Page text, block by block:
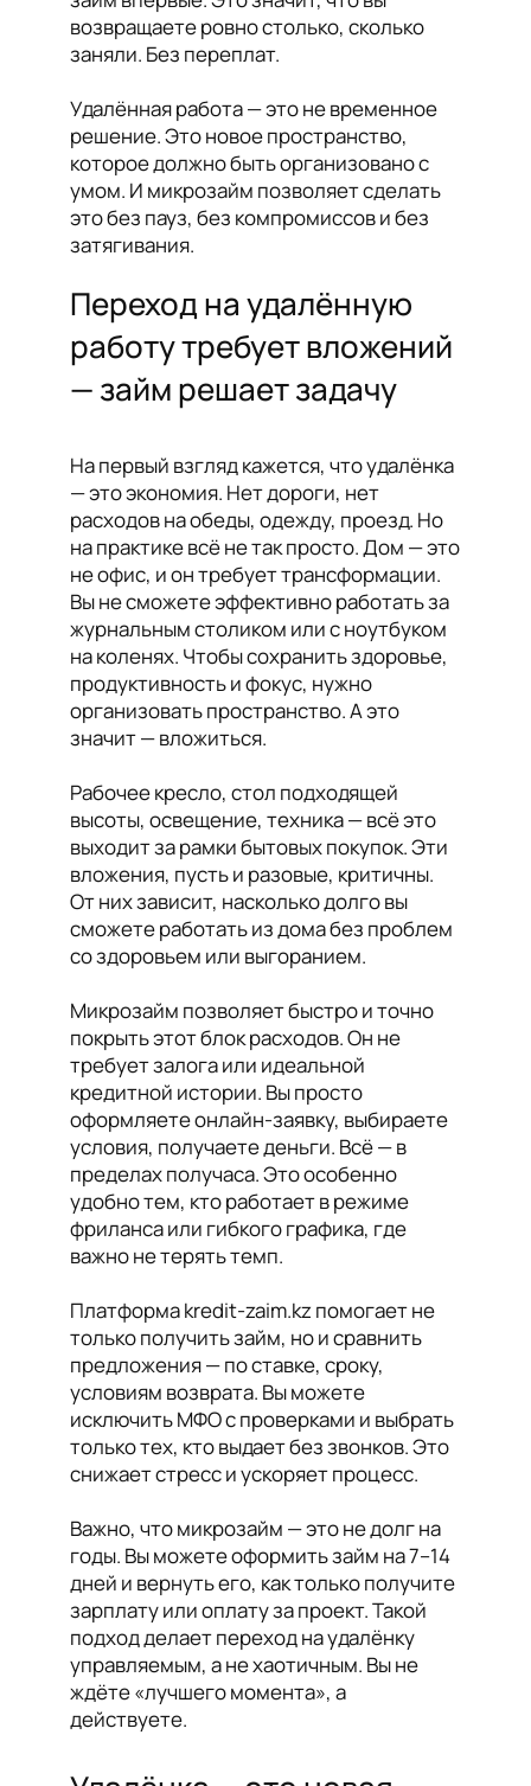
возвращаете ровно столько, сколько
заняли. Без переплат.
Удалённая работа — это не временное
решение. Это новое пространство,
которое должно быть организовано с
умом. И микрозайм позволяет сделать
это без пауз, без компромиссов и без
затягивания.
Переход на удалённую
работу требует вложений
— займ решает задачу
На первый взгляд кажется, что удалёнка
— это экономия. Нет дороги, нет
расходов на обеды, одежду, проезд. Но
на практике всё не так просто. Дом — это
не офис, и он требует трансформации.
Вы не сможете эффективно работать за
журнальным столиком или с ноутбуком
на коленях. Чтобы сохранить здоровье,
продуктивность и фокус, нужно
организовать пространство. А это
значит — вложиться.
Рабочее кресло, стол подходящей
высоты, освещение, техника — всё это
выходит за рамки бытовых покупок. Эти
вложения, пусть и разовые, критичны.
От них зависит, насколько долго вы
сможете работать из дома без проблем
со здоровьем или выгоранием.
Микрозайм позволяет быстро и точно
покрыть этот блок расходов. Он не
требует залога или идеальной
кредитной истории. Вы просто
оформляете онлайн-заявку, выбираете
условия, получаете деньги. Всё — в
пределах получаса. Это особенно
удобно тем, кто работает в режиме
фриланса или гибкого графика, где
важно не терять темп.
Платформа kredit-zaim.kz помогает не
только получить займ, но и сравнить
предложения — по ставке, сроку,
условиям возврата. Вы можете
исключить МФО с проверками и выбрать
только тех, кто выдает без звонков. Это
снижает стресс и ускоряет процесс.
Важно, что микрозайм — это не долг на
годы. Вы можете оформить займ на 7–14
дней и вернуть его, как только получите
зарплату или оплату за проект. Такой
подход делает переход на удалёнку
управляемым, а не хаотичным. Вы не
ждёте «лучшего момента», а
действуете.